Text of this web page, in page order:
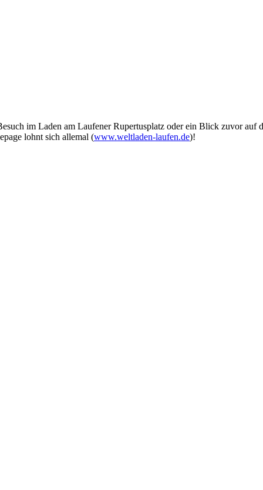
im Laden am Laufener Rupertusplatz oder ein Blick zuvor auf
lohnt sich allemal (www.weltladen-laufen.de)!